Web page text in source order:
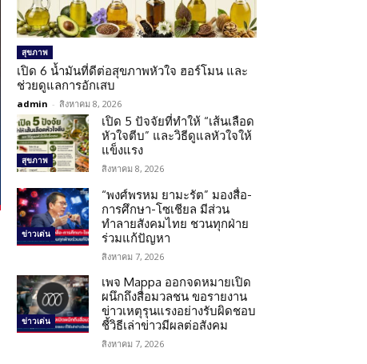
สุขภาพ
เปิด 6 น้ำมันที่ดีต่อสุขภาพหัวใจ ฮอร์โมน และ
ช่วยดูแลการอักเสบ
admin - สิงหาคม 8, 2026
สุขภาพ
เปิด 5 ปัจจัยที่ทำให้ “เส้นเลือด
หัวใจตีบ” และวิธีดูแลหัวใจให้
แข็งแรง
สิงหาคม 8, 2026
ข่าวเด่น
“พงศ์พรหม ยามะรัต” มองสื่อ-
การศึกษา-โซเชียล มีส่วน
ทำลายสังคมไทย ชวนทุกฝ่าย
ร่วมแก้ปัญหา
สิงหาคม 7, 2026
ข่าวเด่น
เพจ Mappa ออกจดหมายเปิด
ผนึกถึงสื่อมวลชน ขอรายงาน
ข่าวเหตุรุนแรงอย่างรับผิดชอบ
ชี้วิธีเล่าข่าวมีผลต่อสังคม
สิงหาคม 7, 2026